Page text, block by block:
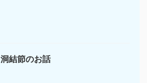
洞結節のお話